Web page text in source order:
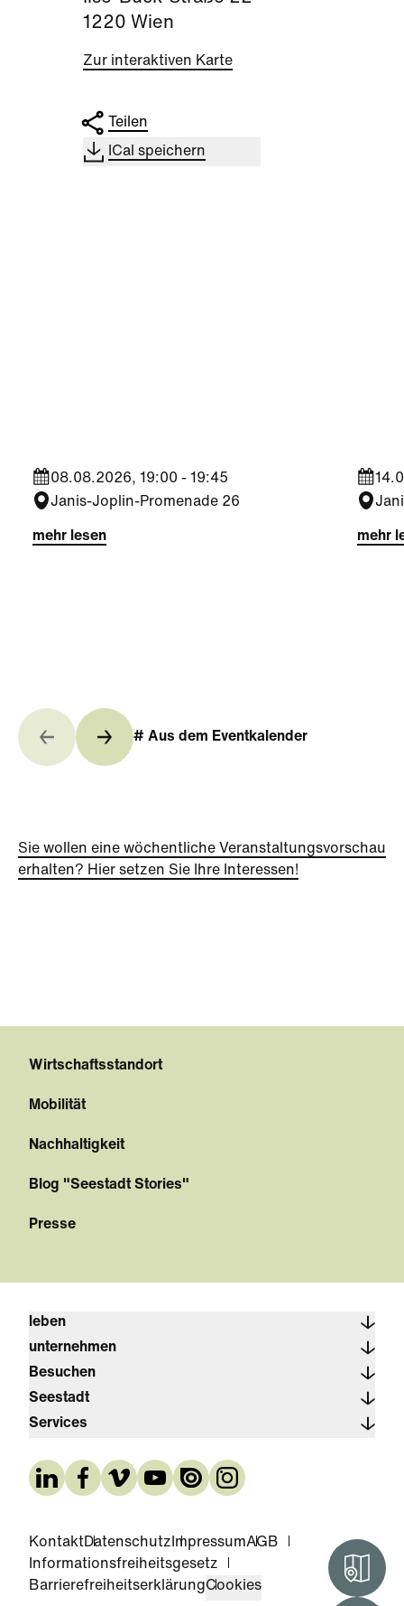
1220 Wien
Zur interaktiven Karte
Teilen
ICal speichern
08.08.2026, 19:00 - 19:45
Janis-Joplin-Promenade 26
mehr lesen mehr
# Aus dem Eventkalender
Sie wollen eine wöchentliche Veranstaltungsvorschau
erhalten? Hier setzen Sie Ihre Interessen!
Wirtschaftsstandort
Mobilität
Nachhaltigkeit
Blog "Seestadt Stories"
Presse
leben
unternehmen
Besuchen
Seestadt
Services
KontaktDatenschutz ImpressumAGB
Informationsfreiheitsgesetz
BarrierefreiheitserklärungCookies